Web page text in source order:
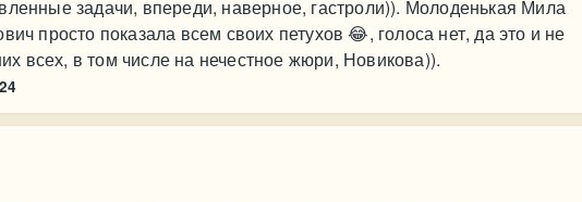
задачи, впереди, наверное, гастроли)). Молоденькая Мила
просто показала всем своих петухов 😂, голоса нет, да это и не
всех, в том числе на нечестное жюри, Новикова)).